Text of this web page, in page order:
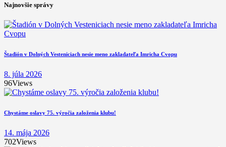
Najnovšie správy
Štadión v Dolných Vesteniciach nesie meno zakladateľa Imricha Cvopu
8. júla 2026
96Views
Chystáme oslavy 75. výročia založenia klubu!
14. mája 2026
702Views